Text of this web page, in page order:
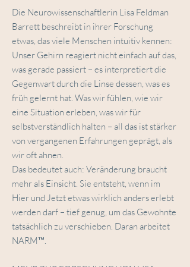
Die Neurowissenschaftlerin Lisa Feldman
Barrett beschreibt in ihrer Forschung
etwas, das viele Menschen intuitiv kennen:
Unser Gehirn reagiert nicht einfach auf das,
was gerade passiert – es interpretiert die
Gegenwart durch die Linse dessen, was es
früh gelernt hat. Was wir fühlen, wie wir
eine Situation erleben, was wir für
selbstverständlich halten – all das ist stärker
von vergangenen Erfahrungen geprägt, als
wir oft ahnen.
Das bedeutet auch: Veränderung braucht
mehr als Einsicht. Sie entsteht, wenn im
Hier und Jetzt etwas wirklich anders erlebt
werden darf – tief genug, um das Gewohnte
tatsächlich zu verschieben. Daran arbeitet
NARM™.